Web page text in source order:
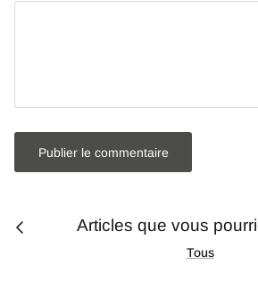
Publier le commentaire
Articles que vous
Tous